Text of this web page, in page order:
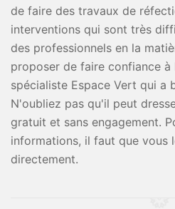
de faire des travaux de
interventions qui sont très
des professionnels en la
proposer de faire confiance à
spécialiste Espace Vert qui a
N'oubliez pas qu'il peut
gratuit et sans engagement.
informations, il faut que vous
directement.